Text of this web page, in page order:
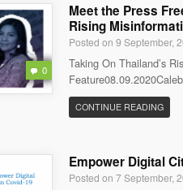
0
Meet the Press
Rising
Posted on 9 September,
Taking On Thailand’s
CONTINUE READING
Empower Digital
Posted on 7 September,